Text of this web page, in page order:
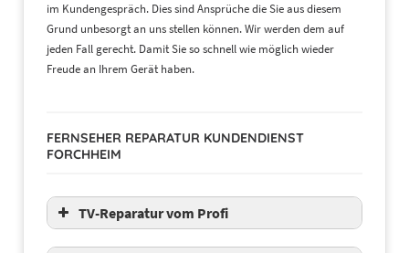
im Kundengespräch. Dies sind Ansprüche die Sie aus diesem
Grund unbesorgt an uns stellen können. Wir werden dem auf
jeden Fall gerecht. Damit Sie so schnell wie möglich wieder
Freude an Ihrem Gerät haben.
FERNSEHER REPARATUR KUNDENDIENST
FORCHHEIM
TV-Reparatur vom Profi